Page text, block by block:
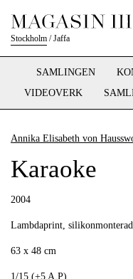
Stockholm /Jaffa
SAMLINGEN
VIDEOVERK
Annika Elisabeth von
Karaoke
2004
Lambdaprint,
63 x 48 cm
1/15 (+5 A.P)